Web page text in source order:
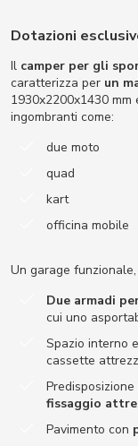
Dotazioni
Il camper per gli
caratterizza per un
1930x2200x1430
ingombranti come:
due moto
quad
kart
officina mobile
Un garage
Due armadi
cui uno
Spazio interno
cassette
fissaggio
Pavimento con